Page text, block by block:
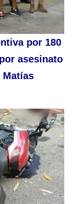
por 180
asesinato
Matías